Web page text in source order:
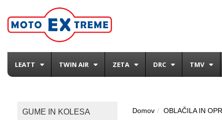
LEATT TWIN AIR ZETA DRC TMV
GUME IN KOLESA Domov OBLAČILA IN